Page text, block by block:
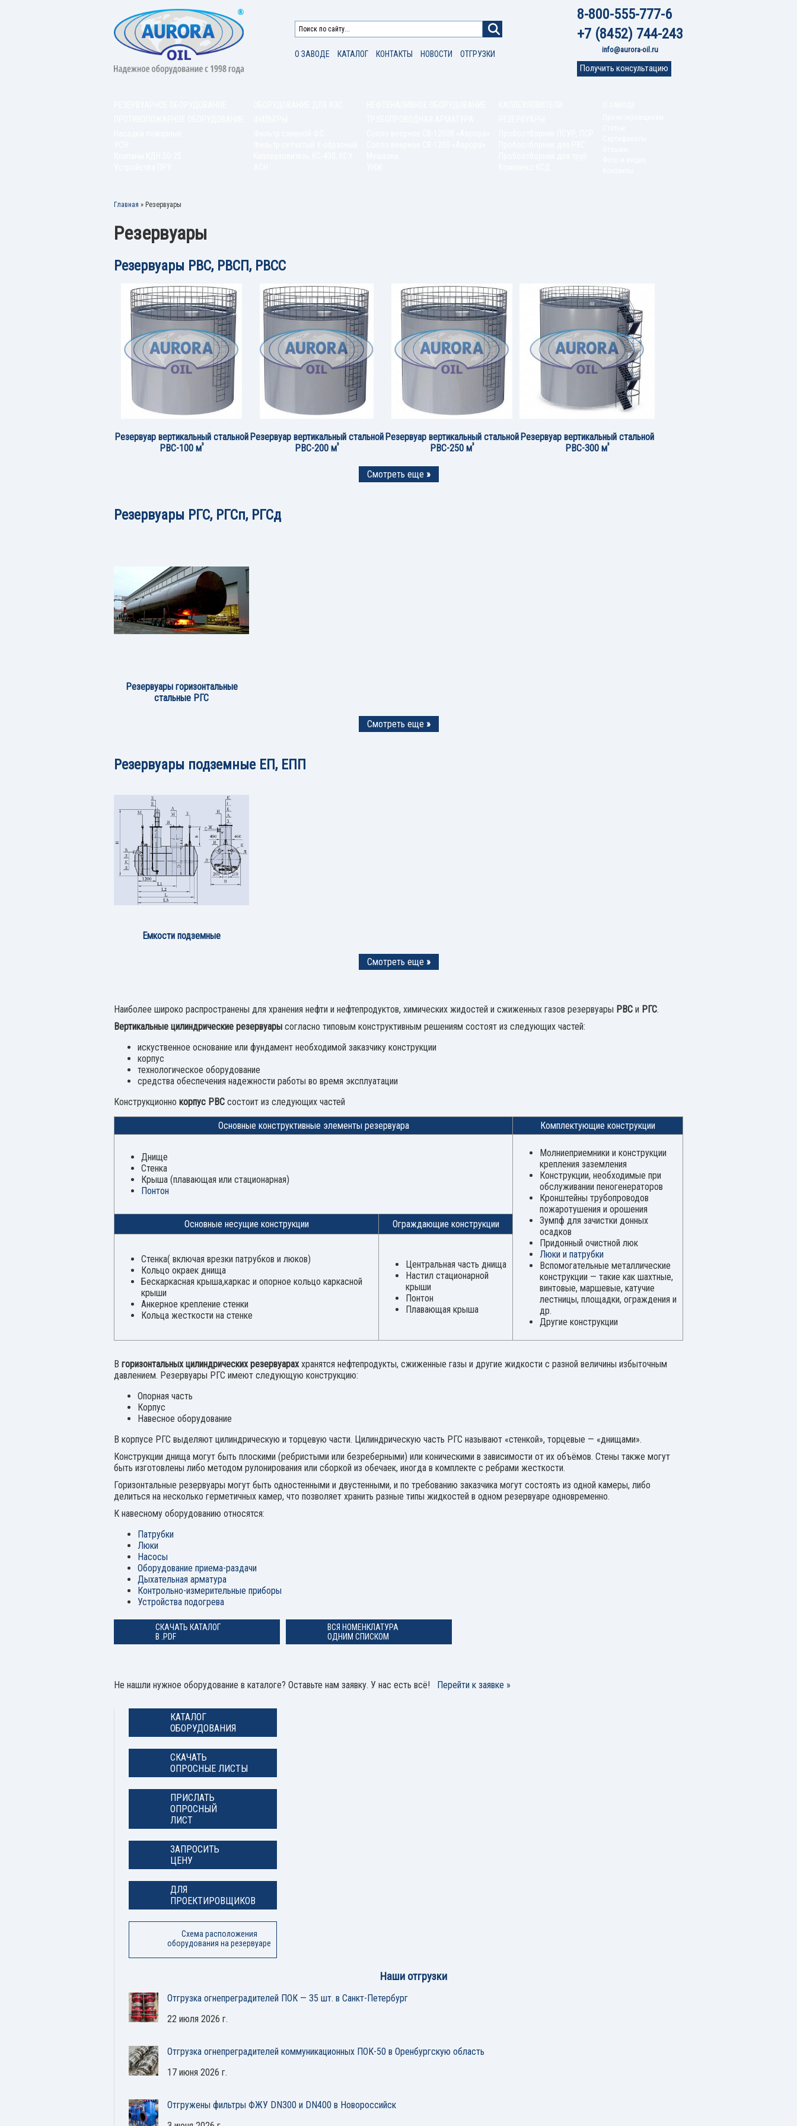
8-800-555-777-6
+7 (8452) 744-243
info@aurora-oil.ru
Получить консультацию
О ЗАВОДЕ КАТАЛОГ КОНТАКТЫ НОВОСТИ ОТГРУЗКИ
Главная » Резервуары
Резервуары
Резервуары РВС, РВСП, РВСС
Резервуар вертикальный стальной
РВС-100 м³
Резервуар вертикальный стальной
РВС-200 м³
Резервуар вертикальный стальной
РВС-250 м³
Резервуар вертикальный стальной
РВС-300 м³
Смотреть еще »
Резервуары РГС, РГСп, РГСд
Резервуары горизонтальные
стальные РГС
Смотреть еще »
Резервуары подземные ЕП, ЕПП
Емкости подземные
Смотреть еще »
Наиболее широко распространены для хранения нефти и нефтепродуктов, химических жидостей и сжиженных газов резервуары РВС и РГС.
Вертикальные цилиндрические резервуары согласно типовым конструктивным решениям состоят из следующих частей:
искуственное основание или фундамент необходимой заказчику конструкции
корпус
технологическое оборудование
средства обеспечения надежности работы во время эксплуатации
Конструкционно корпус РВС состоит из следующих частей
Основные конструктивные элементы резервуара Комплектующие конструкции
Днище
Стенка
Крыша (плавающая или стационарная)
Понтон
Молниеприемники и конструкции
крепления заземления
Конструкции, необходимые при
обслуживании пеногенераторов
Кронштейны трубопроводов
пожаротушения и орошения
Зумпф для зачистки донных
осадков
Придонный очистной люк
Люки и патрубки
Вспомогательные металлические
конструкции — такие как шахтные,
винтовые, маршевые, катучие
лестницы, площадки, ограждения и
др.
Другие конструкции
Основные несущие конструкции Ограждающие конструкции
Стенка( включая врезки патрубков и люков)
Кольцо окраек днища
Бескаркасная крыша,каркас и опорное кольцо каркасной
крыши
Анкерное крепление стенки
Кольца жесткости на стенке
Центральная часть днища
Настил стационарной
крыши
Понтон
Плавающая крыша
В горизонтальных цилиндрических резервуараххранятся нефтепродукты, сжиженные газы и другие жидкости с разной величины избыточным
давлением. Резервуары РГС имеют следующую конструкцию:
Опорная часть
Корпус
Навесное оборудование
В корпусе РГС выделяют цилиндрическую и торцевую части. Цилиндрическую часть РГС называют «стенкой», торцевые — «днищами».
Конструкции днища могут быть плоскими (ребристыми или безреберными) или коническими в зависимости от их объёмов. Стены также могут
быть изготовлены либо методом рулонирования или сборкой из обечаек, иногда в комплекте с ребрами жесткости.
Горизонтальные резервуары могут быть одностенными и двустенными, и по требованию заказчика могут состоять из одной камеры, либо
делиться на несколько герметичных камер, что позволяет хранить разные типы жидкостей в одном резервуаре одновременно.
К навесному оборудованию относятся:
Патрубки
Люки
Насосы
Оборудование приема-раздачи
Дыхательная арматура
Контрольно-измерительные приборы
Устройства подогрева
СКАЧАТЬ КАТАЛОГ
В .PDF
ВСЯ НОМЕНКЛАТУРА
ОДНИМ СПИСКОМ
Не нашли нужное оборудование в каталоге? Оставьте нам заявку. У нас есть всё! Перейти к заявке »
КАТАЛОГ
ОБОРУДОВАНИЯ
СКАЧАТЬ
ОПРОСНЫЕ ЛИСТЫ
ПРИСЛАТЬ
ОПРОСНЫЙ
ЛИСТ
ЗАПРОСИТЬ
ЦЕНУ
ДЛЯ
ПРОЕКТИРОВЩИКОВ
Схема расположения
оборудования на резервуаре
Наши отгрузки
Отгрузка огнепреградителей ПОК — 35 шт. в Санкт-Петербург
22 июля 2026 г.
Отгрузка огнепреградителей коммуникационных ПОК-50 в Оренбургскую область
17 июня 2026 г.
Отгружены фильтры ФЖУ DN300 и DN400 в Новороссийск